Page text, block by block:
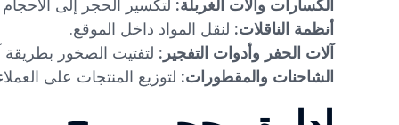
الكسارات وآلات الغربلة: لتكسير الحجر إلى
أنظمة الناقلات: لنقل المواد داخل الموقع.
آلات الحفر وأدوات التفجير: لتفتيت الصخور
الشاحنات والمقطورات: لتوزيع المنتجات على